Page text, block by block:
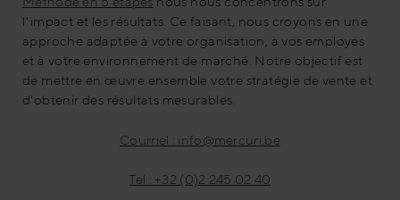
l'impact et les résultats. Ce faisant, nous croyons en une
approche adaptée à votre organisation, à vos employés
et à votre environnement de marché. Notre objectif est
de mettre en œuvre ensemble votre stratégie de vente et
d'obtenir des résultats mesurables.
Courriel : info@mercuri.be
Tel : +32 (0)2 245 02 40